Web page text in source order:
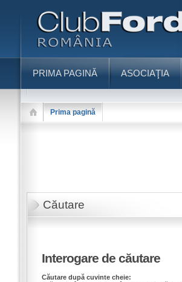
PRIMA PAGINĂ ASOCIAŢIA
Prima pagină
Căutare
Interogare de căutare
Căutare după cuvinte cheie: